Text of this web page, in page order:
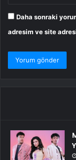
Daha sonraki
adresim ve site